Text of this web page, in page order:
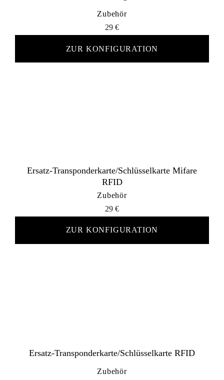
Zubehör
29 €
ZUR KONFIGURATION
Ersatz-Transponderkarte/Schlüsselkarte Mifare
RFID
Zubehör
29 €
ZUR KONFIGURATION
Ersatz-Transponderkarte/Schlüsselkarte RFID
Zubehör